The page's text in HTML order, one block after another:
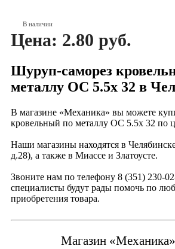
В наличии
Цена: 2.80 руб.
Шуруп-саморез
металлу ОС 5.5х 32 в
В магазине «Механика» вы можете
кровельный по металлу ОС 5.5х 32 по
Наши магазины находятся в
д.28), а также в Миассе и Златоусте.
Звоните нам по телефону 8 (351) 230-
специалисты будут рады помочь по
приобретения товара.
Магазин